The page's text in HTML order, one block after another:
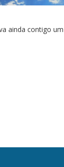
ainda contigo